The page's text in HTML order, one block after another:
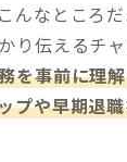
んなところ
り伝えるチャ
を事前に理
プや早期退